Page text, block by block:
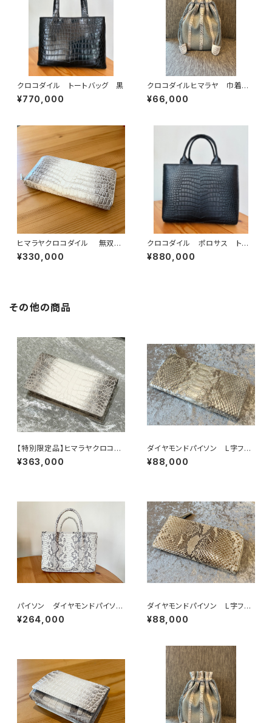
クロコダイル トートバッグ 黒
¥770,000
クロコダイルヒマラヤ 巾着バッ
グ イタリアンシュリンクレザー
¥66,000
ヒマラヤクロコダイル 無双
ラウンドファスナーウォレット
¥330,000
クロコダイル ポロサス トー
トバッグ 黒
¥880,000
その他の商品
【特別限定品】ヒマラヤクロコダ
イル 無双 200万円入る長財
布 札入れ
¥363,000
ダイヤモンドパイソン L字ファ
スナーウォレット シルバーナチ
ュラル
¥88,000
パイソン ダイヤモンドパイソ
ン バッグ トートバッグ
¥264,000
ダイヤモンドパイソン L字ファ
スナーウォレット ナチュラル
¥88,000